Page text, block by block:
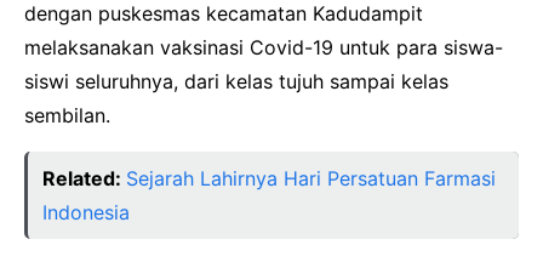
dengan puskesmas kecamatan Kadudampit
melaksanakan vaksinasi Covid-19 untuk para siswa-
siswi seluruhnya, dari kelas tujuh sampai kelas
sembilan.
Related: Sejarah Lahirnya Hari Persatuan Farmasi
Indonesia